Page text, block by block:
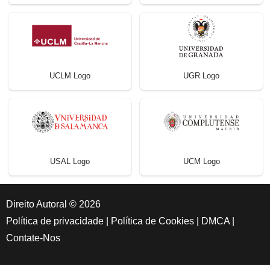
UCLM Logo UGR Logo
USAL Logo UCM Logo
Direito Autoral © 2026
Política de privacidade
Política de Cookies DMCA
Contate-Nos